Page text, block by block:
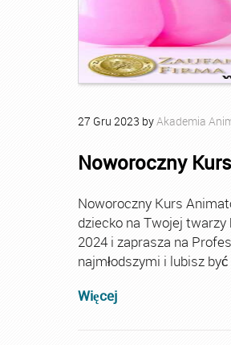
27 Gru 2023 byAkademia
Noworoczny
Noworoczny Kurs
dziecko na Twojej
2024 i zaprasza na
najmłodszymi i lubisz
Więcej